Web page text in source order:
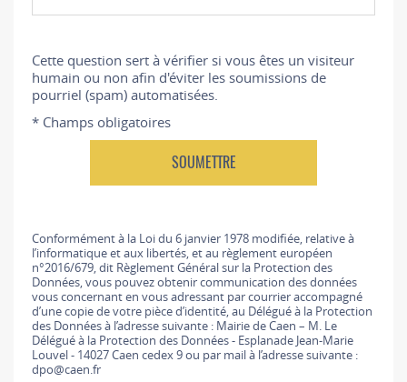
code
Cette question sert à vérifier si vous êtes un visiteur
humain ou non afin d'éviter les soumissions de
pourriel (spam) automatisées.
* Champs obligatoires
Conformément à la Loi du 6 janvier 1978 modifiée, relative à
l’informatique et aux libertés, et au règlement européen
n°2016/679, dit Règlement Général sur la Protection des
Données, vous pouvez obtenir communication des données
vous concernant en vous adressant par courrier accompagné
d’une copie de votre pièce d’identité, au Délégué à la Protection
des Données à l’adresse suivante : Mairie de Caen – M. Le
Délégué à la Protection des Données - Esplanade Jean-Marie
Louvel - 14027 Caen cedex 9 ou par mail à l’adresse suivante :
dpo@caen.fr